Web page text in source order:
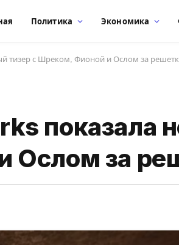
Политика Экономика
тизер с Шреком, Фионой и Ослом за
показала
Ослом за